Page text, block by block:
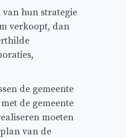
hun strategie
verkoopt, dan
de gemeente
de gemeente
moeten
plan van de